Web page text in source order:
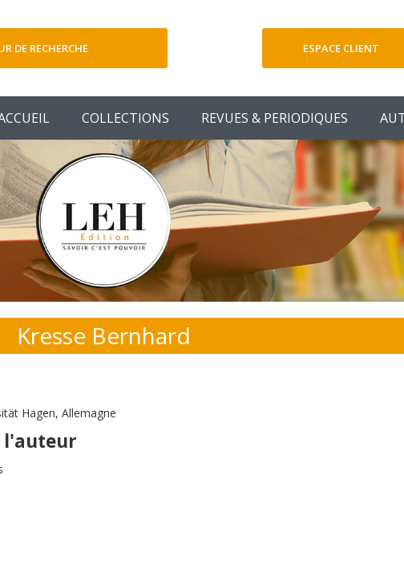
DE RECHERCHE ESPACE CLIENT
Votre
Votre Panier
COLLECTIONS REVUES & PERIODIQUES
Kresse Bernhard
Hagen, Allemagne
l'auteur